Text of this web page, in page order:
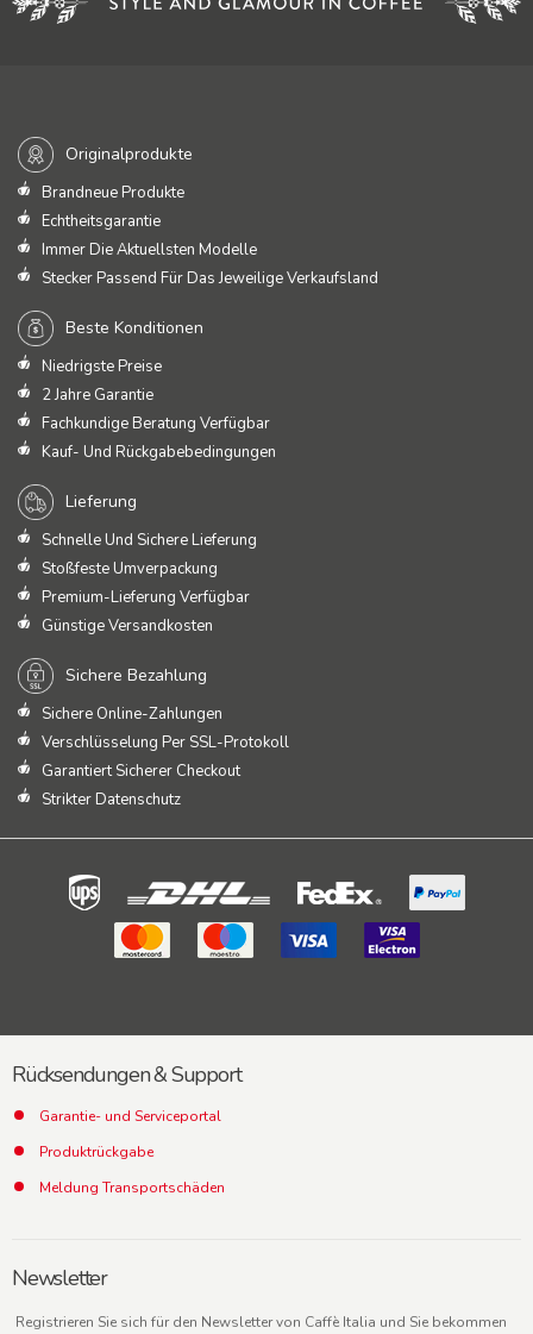
Originalprodukte
Brandneue Produkte
Echtheitsgarantie
Immer Die Aktuellsten Modelle
Stecker Passend Für Das Jeweilige Verkaufsland
Beste Konditionen
Niedrigste Preise
2 Jahre Garantie
Fachkundige Beratung Verfügbar
Kauf- Und Rückgabebedingungen
Lieferung
Schnelle Und Sichere Lieferung
Stoßfeste Umverpackung
Premium-Lieferung Verfügbar
Günstige Versandkosten
Sichere Bezahlung
Sichere Online-Zahlungen
Verschlüsselung Per SSL-Protokoll
Garantiert Sicherer Checkout
Strikter Datenschutz
Rücksendungen & Support
Garantie- und Serviceportal
Produktrückgabe
Meldung Transportschäden
Newsletter
Registrieren Sie sich für den Newsletter von Caffè Italia und Sie bekommen